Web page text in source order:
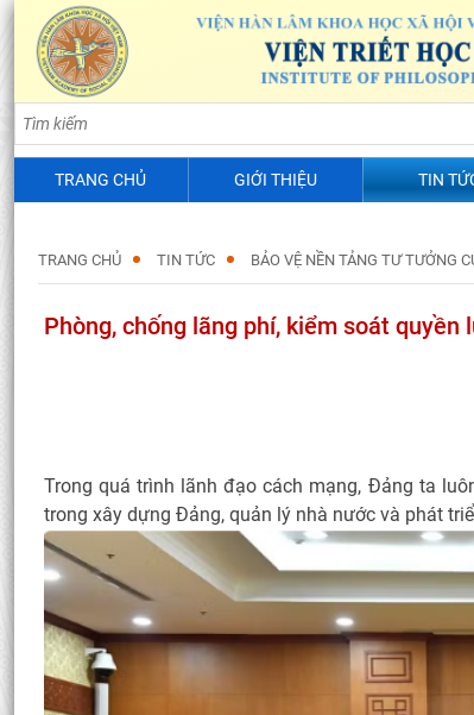
TRANG CHỦ GIỚI THIỆU TIN
TRANG CHỦ TIN TỨC BẢO VỆ NỀN TẢNG TƯ TƯỞNG
Phòng, chống lãng phí, kiểm soát
Trong quá trình lãnh đạo cách mạng, Đảng ta
trong xây dựng Đảng, quản lý nhà nước và phát